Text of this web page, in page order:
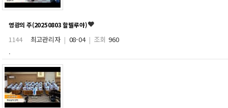
영광의 주(20250803 할렐루야)
1144 최고관리자 | 08-04 | 조회 960
.